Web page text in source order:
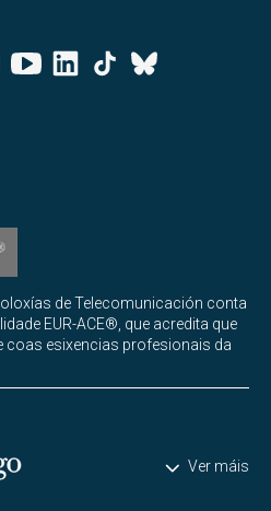
YoutubeLinkedinTiktok
Bluesky
de Telecomunicación conta
EUR-ACE®, que acredita que
coas esixencias profesionais da
Ver máis